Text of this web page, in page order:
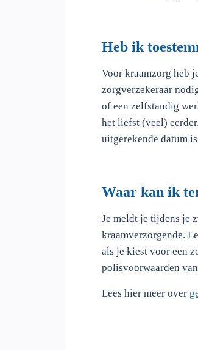
Heb ik
Voor kraamzorg heb
zorgverzekeraar
of een zelfstandig
het liefst (veel)
uitgerekende datum
Waar kan ik
Je meldt je tijdens je
kraamverzorgende.
als je kiest voor een
polisvoorwaarden
Lees hier meer over